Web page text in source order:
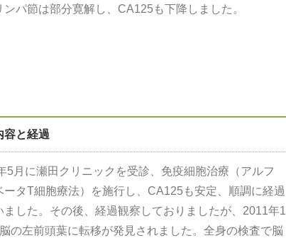
ンパ節は部分寛解し、CA125も下降しました。
容と経過
5月に瀬田クリニックを受診、免疫細胞治療（アルフ
ータT細胞療法）を施行し、CA125も安定、順調に経過
ました。その後、経過観察しておりましたが、2011年1
の左前頭葉に転移が発見されました。全身の検査で脳